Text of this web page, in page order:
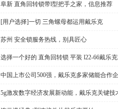
阜新 直角回转锁带l型把手之家，信息推荐
[用户选择]一切 三角螺母都运用戴乐克
苏州 安全锁服务热线，别具匠心
选择一个好的 直角回转锁 平装 l22-66戴乐
中国上市公司500强，戴乐克多家储能合作
5g激发数字经济发展新动能，戴乐克关键技